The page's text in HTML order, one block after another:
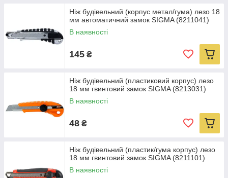
Ніж будівельний (корпус метал/гума) лезо 18
мм автоматичний замок SIGMA (8211041)
В наявності
145 ₴
Ніж будівельний (пластиковий корпус) лезо
18 мм гвинтовий замок SIGMA (8213031)
В наявності
48 ₴
Ніж будівельний (пластик/гума корпус) лезо
18 мм гвинтовий замок SIGMA (8211101)
В наявності